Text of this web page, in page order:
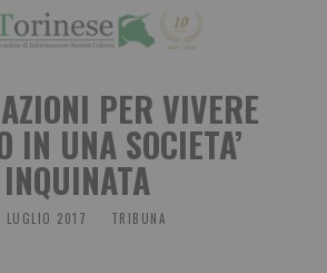
PER VIVERE
IN UNA SOCIETA’
INQUINATA
LUGLIO 2017 TRIBUNA